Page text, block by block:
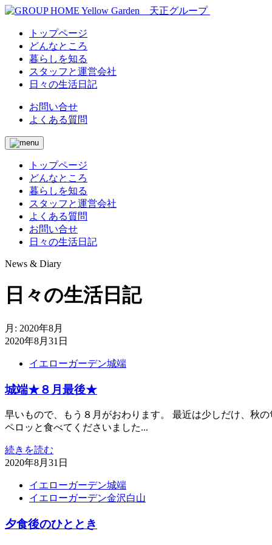
トップページ
どんなところ
暮らしを知る
スタッフと運営会社
日々の生活日記
お問い合せ
よくある質問
トップページ
どんなところ
暮らしを知る
スタッフと運営会社
よくある質問
お問い合せ
日々の生活日記
News & Diary
日々の生活日記
月: 2020年8月
2020年8月31日
イエローガーデン城端
城端★８月最後★
早いもので、もう８月がおわります。 最近は少しだけ、秋
ペロッと食べてくださいました...
続きを読む
2020年8月31日
イエローガーデン城端
イエローガーデン金沢白山
夕食後のひととき